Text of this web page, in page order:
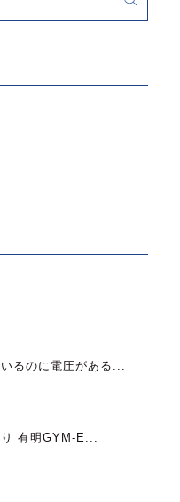
るのに電圧がある...
有明GYM-E...